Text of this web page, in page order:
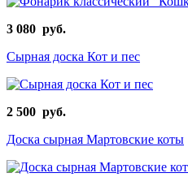
3 080 руб.
Сырная доска Кот и пес
2 500 руб.
Доска сырная Мартовские коты